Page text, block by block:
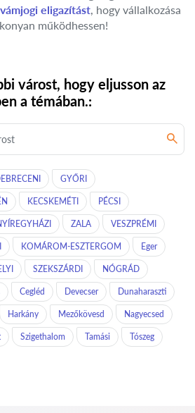
eligazítást, hogy vállalkozása
működhessen!
várost, hogy eljusson az
a témában.:
GYŐRI
KECSKEMÉTI PÉCSI
ZALA VESZPRÉMI
KOMÁROM-ESZTERGOM Eger
SZEKSZÁRDI NÓGRÁD
Cegléd Devecser Dunaharaszti
Harkány Mezőkövesd Nagyecsed
Szigethalom Tamási Tószeg